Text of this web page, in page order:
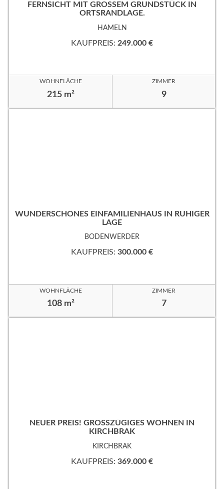
FERNSICHT MIT GROSSEM GRUNDSTÜCK IN
ORTSRANDLAGE.
HAMELN
KAUFPREIS: 249.000 €
WOHNFLÄCHE
215 m²
ZIMMER
9
WUNDERSCHÖNES EINFAMILIENHAUS IN RUHIGER
LAGE
BODENWERDER
KAUFPREIS: 300.000 €
WOHNFLÄCHE
108 m²
ZIMMER
7
NEUER PREIS! GROSSZÜGIGES WOHNEN IN K
IRCHBRAK
KIRCHBRAK
KAUFPREIS: 369.000 €